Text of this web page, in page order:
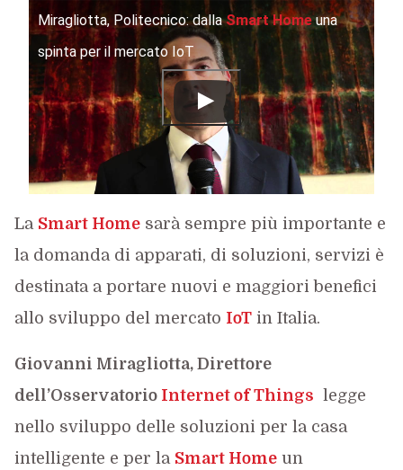
Miragliotta, Politecnico: dallaSmart Homeuna
spinta per il mercato IoT
La Smart Homesarà sempre più importante e
la domanda di apparati, di soluzioni, servizi è
destinata a portare nuovi e maggiori benefici
allo sviluppo del mercato IoTin Italia.
Giovanni Miragliotta, Direttore
dell’Osservatorio Internet of Things legge
nello sviluppo delle soluzioni per la casa
intelligente e per la Smart Homeun